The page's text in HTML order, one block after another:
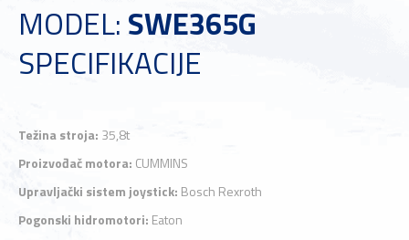
MODEL: SWE365G
SPECIFIKACIJE
Težina stroja: 35,8t
Proizvođač motora: CUMMINS
Upravljački sistem joystick: Bosch Rexroth
Pogonski hidromotori: Eaton